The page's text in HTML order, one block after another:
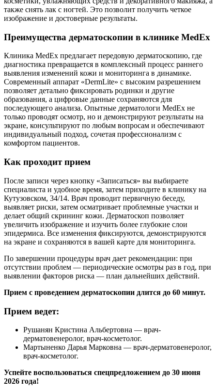
также снять лак с ногтей. Это позволит получить четкое
изображение и достоверные результаты.
Преимущества дерматоскопии в клинике MedEx
Клиника MedEx предлагает передовую дерматоскопию, где
диагностика превращается в комплексный процесс раннего
выявления изменений кожи и мониторинга в динамике.
Современный аппарат «DermLite» с высоким разрешением
позволяет детально фиксировать родинки и другие
образования, а цифровые данные сохраняются для
последующего анализа. Опытные дерматологи MedEx не
только проводят осмотр, но и демонстрируют результаты на
экране, консультируют по любым вопросам и обеспечивают
индивидуальный подход, сочетая профессионализм с
комфортом пациентов.
Как проходит прием
После записи через кнопку «Записаться» вы выбираете
специалиста и удобное время, затем приходите в клинику на
Кутузовском, 34/14. Врач проводит первичную беседу,
выявляет риски, затем осматривает проблемные участки и
делает общий скрининг кожи. Дерматоскоп позволяет
увеличить изображение и изучить более глубокие слои
эпидермиса. Все изменения фиксируются, демонстрируются
на экране и сохраняются в вашей карте для мониторинга.
По завершении процедуры врач дает рекомендации: при
отсутствии проблем — периодические осмотры раз в год, при
выявлении факторов риска — план дальнейших действий.
Прием с проведением дерматоскопии длится до 60 минут.
Прием ведет:
Рушанян Кристина Альбертовна — врач-
дерматовенеролог, врач-косметолог.
Мартыненко Дарья Марковна — врач-дерматовенеролог,
врач-косметолог.
Успейте воспользоваться спецпредложением до 30 июня
2026 года!